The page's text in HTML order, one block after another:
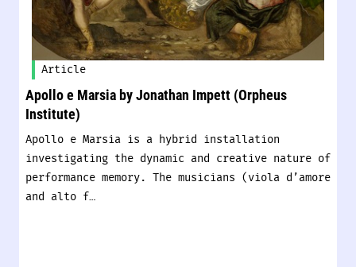
Article
Apollo e Marsia by Jonathan Impett (Orpheus
Institute)
Apollo e Marsia is a hybrid installation
investigating the dynamic and creative nature of
performance memory. The musicians (viola d’amore
and alto f…